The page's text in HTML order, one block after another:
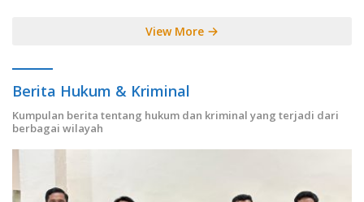
View More
Berita Hukum & Kriminal
Kumpulan berita tentang hukum dan kriminal yang terjadi dari
berbagai wilayah